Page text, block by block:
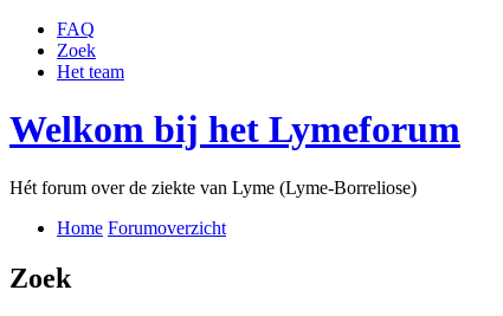
FAQ
Zoek
Het team
Welkom bij het Lymeforum
Hét forum over de ziekte van Lyme (Lyme-Borreliose)
Home Forumoverzicht
Zoek